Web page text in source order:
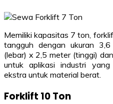
Memiliki kapasitas 7 ton,
tangguh dengan ukuran
(lebar) x 2,5 meter (tinggi)
untuk aplikasi industri
ekstra untuk material berat.
Forklift 10 Ton